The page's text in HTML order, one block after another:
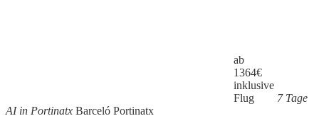
ab
1364€
inklusive
Flug
7 Tage
AI in Portinatx Barceló Portinatx